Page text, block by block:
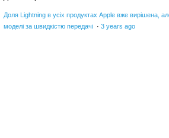
Доля Lightning в усіх продуктах Apple вже вирішена,
моделі за швидкістю передачі · 3 years ago